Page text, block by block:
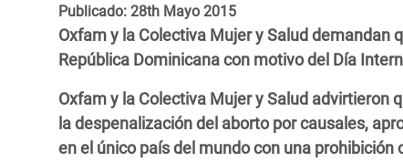
Conflictos y Desastres
Servicios Sociales Básicos
Inequality and Rights in a
en
en
#ActuaPorElClima
Erradiquemos el Sufrimiento Humano que
¡Basta! Acabemos con las violencias contra
mujeres y niñas
ayuda
a
la
navegación
Publicado: 28th Mayo 2015
Oxfam y la Colectiva Mujer y Salud demandan
República Dominicana con motivo del Día
Oxfam y la Colectiva Mujer y Salud advirtieron
la despenalización del aborto por causales,
en el único país del mundo con una